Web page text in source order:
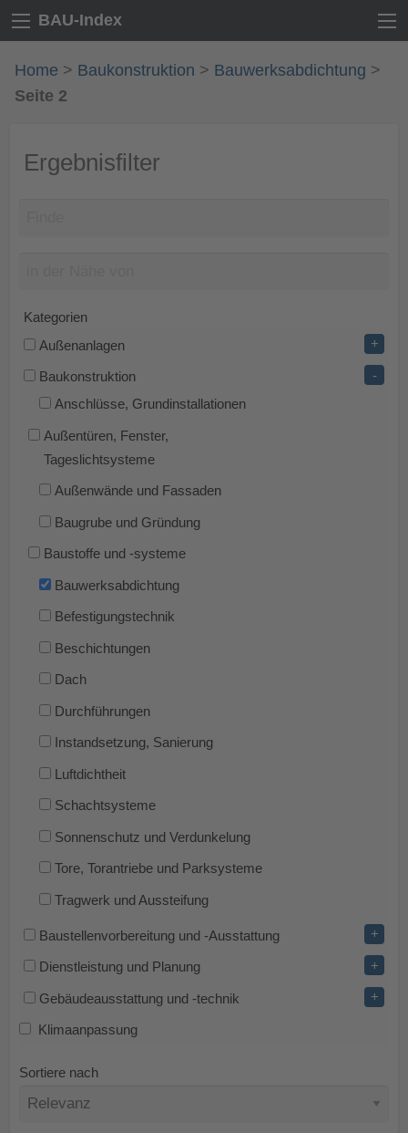
BAU-Index
Home > Baukonstruktion > Bauwerksabdichtung >
Seite 2
Ergebnisfilter
Kategorien
Außenanlagen
+
Baukonstruktion -
Anschlüsse, Grundinstallationen
Außentüren, Fenster,
Tageslichtsysteme
Außenwände und Fassaden
Baugrube und Gründung
Baustoffe und -systeme
Bauwerksabdichtung
Befestigungstechnik
Beschichtungen
Dach
Durchführungen
Instandsetzung, Sanierung
Luftdichtheit
Schachtsysteme
Sonnenschutz und Verdunkelung
Tore, Torantriebe und Parksysteme
Tragwerk und Aussteifung
Baustellenvorbereitung und -Ausstattung +
Dienstleistung und Planung +
Gebäudeausstattung und -technik +
Klimaanpassung
Sortiere nach